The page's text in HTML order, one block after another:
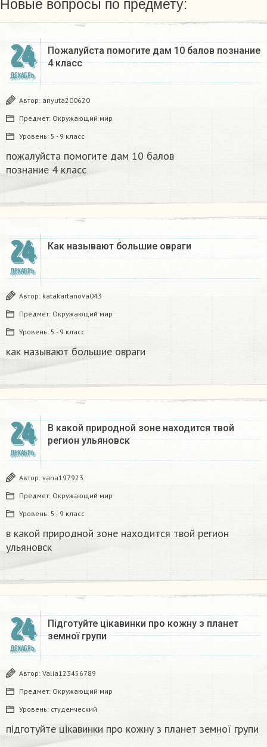
Новые вопросы по предмету:
24
ДЕКАБРЬ
Пожалуйста помогите дам 10 балов познание
4 класс​
Автор: anyuta200620
Предмет: Окружающий мир
Уровень: 5 - 9 класс
пожалуйста помогите дам 10 балов
познание 4 класс​
24
ДЕКАБРЬ
Как называют большие овраги
Автор: katakartanova043
Предмет: Окружающий мир
Уровень: 5 - 9 класс
как называют большие овраги
24
ДЕКАБРЬ
В какой природной зоне находится твой
регион ульяновск
Автор: vana197923
Предмет: Окружающий мир
Уровень: 5 - 9 класс
в какой природной зоне находится твой регион
ульяновск
24
ДЕКАБРЬ
Підготуйте цікавинки про кожну з планет
земної групи
Автор: Valia123456789
Предмет: Окружающий мир
Уровень: студенческий
підготуйте цікавинки про кожну з планет земної групи